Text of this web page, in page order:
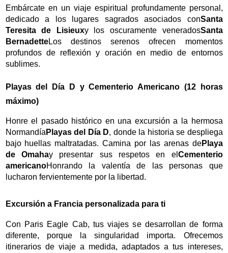
Embárcate en un viaje espiritual profundamente personal,
dedicado a los lugares sagrados asociados conSanta
Teresita de Lisieuxy los oscuramente veneradosSanta
BernadetteLos destinos serenos ofrecen momentos
profundos de reflexión y oración en medio de entornos
sublimes.
Playas del Día D y Cementerio Americano (12 horas
máximo)
Honre el pasado histórico en una excursión a la hermosa
Normandía Playas del Día D, donde la historia se despliega
bajo huellas maltratadas. Camina por las arenas dePlaya
de Omahay presentar sus respetos en el Cementerio
americanoHonrando la valentía de las personas que
lucharon fervientemente por la libertad.
Excursión a Francia personalizada para ti
Con Paris Eagle Cab, tus viajes se desarrollan de forma
diferente, porque la singularidad importa. Ofrecemos
itinerarios de viaje a medida, adaptados a tus intereses,